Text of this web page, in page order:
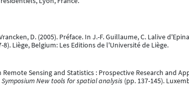
D. (2005). Préface. In J.-F. Guillaume, C. Lalive
8). Liège, Belgium: Les Editions de l'Université de Liège.
Remote Sensing and Statistics : Prospective Research and
New tools for spatial analysis (pp. 137-145).